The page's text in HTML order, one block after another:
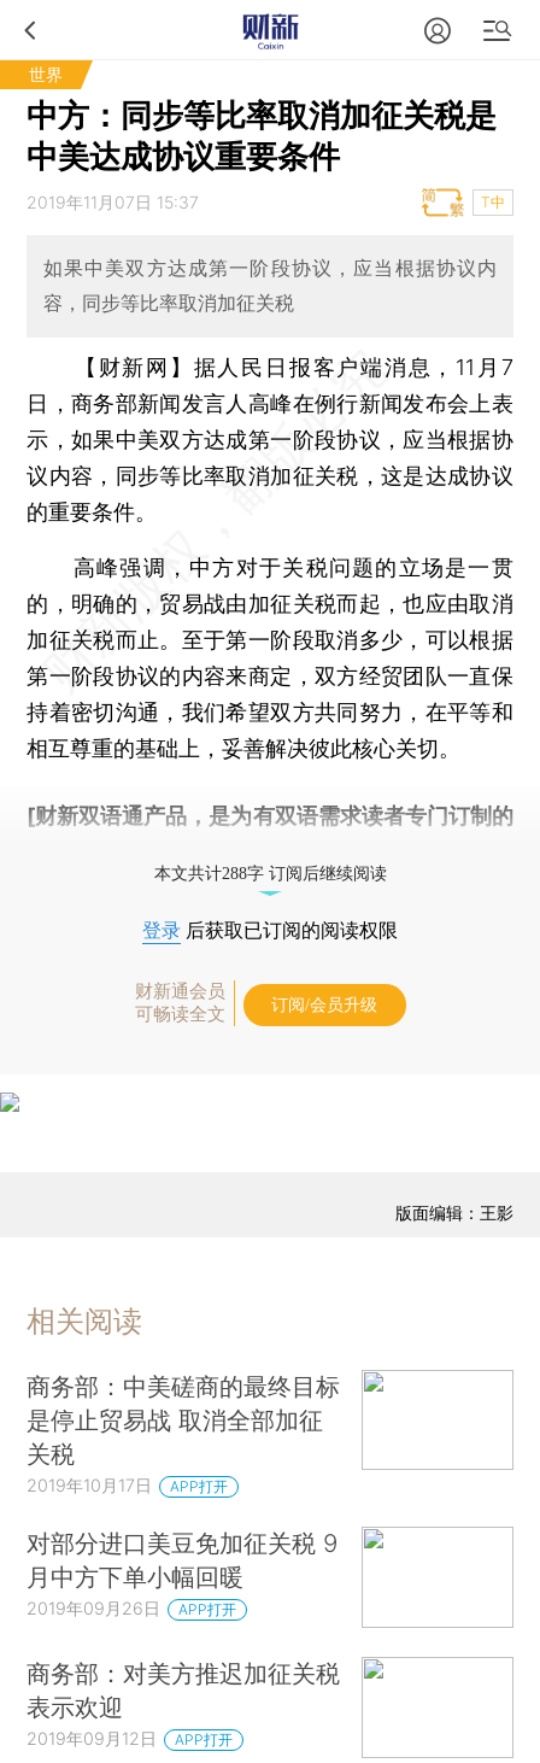
世界
中方：同步等比率取消加征关税是
中美达成协议重要条件
2019年11月07日 15:37 T中
如果中美双方达成第一阶段协议，应当根据协议内
容，同步等比率取消加征关税
【财新网】 据人民日报客户端消息，11月7
日，商务部新闻发言人高峰在例行新闻发布会上表
示，如果中美双方达成第一阶段协议，应当根据协
议内容，同步等比率取消加征关税，这是达成协议
的重要条件。
高峰强调，中方对于关税问题的立场是一贯
的，明确的，贸易战由加征关税而起，也应由取消
加征关税而止。至于第一阶段取消多少，可以根据
第一阶段协议的内容来商定，双方经贸团队一直保
持着密切沟通，我们希望双方共同努力，在平等和
相互尊重的基础上，妥善解决彼此核心关切。
[财新双语通产品，是为有双语需求读者专门订制的
本文共计288字 订阅后继续阅读
登录 后获取已订阅的阅读权限
财新通会员
可畅读全文
订阅/会员升级
版面编辑：王影
相关阅读
商务部：中美磋商的最终目标
是停止贸易战 取消全部加征
关税
2019年10月17日 APP打开
对部分进口美豆免加征关税 9
月中方下单小幅回暖
2019年09月26日 APP打开
商务部：对美方推迟加征关税
表示欢迎
2019年09月12日 APP打开